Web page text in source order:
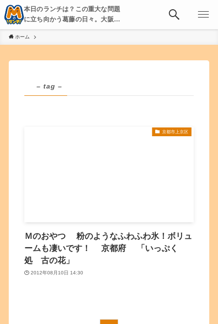
本日のランチは？この重大な問題
に立ち向かう葛藤の日々。大阪・
京都・神戸を中心とした食べ歩
き、飲み歩きを綴る。
ホーム
– tag –
京都市上京区
Ｍのおやつ 粉のようなふわふわ氷！ボリュ
ームも凄いです！ 京都府 「いっぷく
処 古の花」
2012年08月10日 14:30